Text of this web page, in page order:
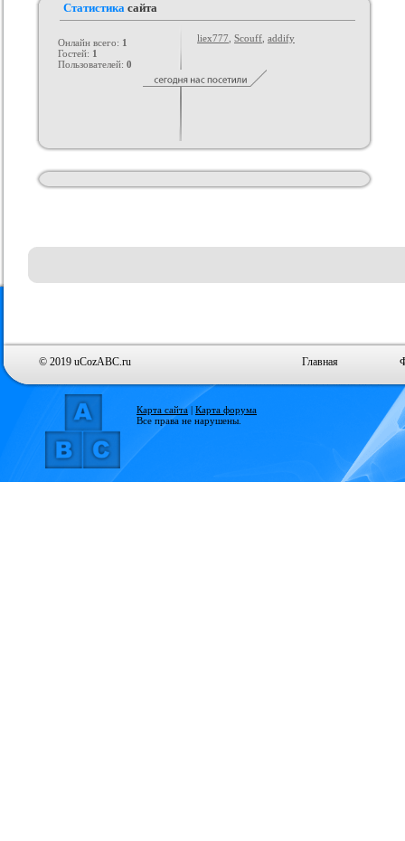
Статистика сайта
Онлайн всего: 1
Гостей: 1
Пользователей: 0
liex777 Scouff addify
© 2019 uCozABC.ru Главная
Карта сайта | Карта форума
Все права не нарушены.